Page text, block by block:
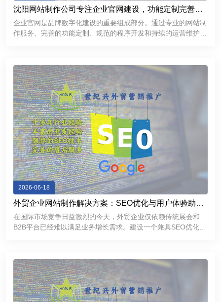
沈阳网站制作公司专注企业官网建设，功能定制完善，
提升品牌互联网形象
企业官网是品牌数字化建设的重要组成部分。通过专业的网站制
作服务、完善的功能定制、规范的程序开发和持续的运营维护，
持。
2026-06-18
外贸企业网站制作解决方案：SEO优化与用户体验助力
精准获客
在国际市场竞争日益激烈的今天，外贸企业仅依赖传统展会和
B2B平台已经难以满足业务增长需求。建设一个兼具SEO优化能
任感，提高询盘